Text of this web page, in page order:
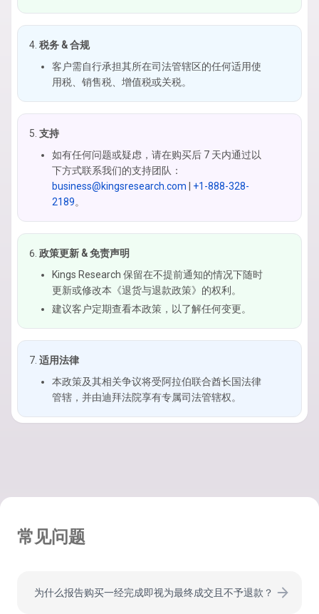
税务 & 合规
客户需自行承担其所在司法管辖区的任何适用使
用税、销售税、增值税或关税。
支持
如有任何问题或疑虑，请在购买后 7 天内通过以
下方式联系我们的支持团队：
business@kingsresearch.com
+1-888-328-
2189。
政策更新 & 免责声明
Kings Research 保留在不提前通知的情况下随时
更新或修改本《退货与退款政策》的权利。
建议客户定期查看本政策，以了解任何变更。
适用法律
本政策及其相关争议将受阿拉伯联合酋长国法律
管辖，并由迪拜法院享有专属司法管辖权。
常见问题
为什么报告购买一经完成即视为最终成交且不予退款？